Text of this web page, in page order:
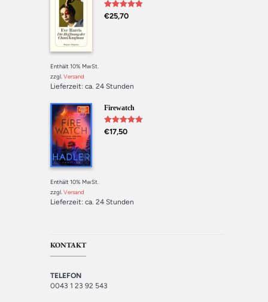
Bewertet mit
5.00 von 5
€25,70
Enthält 10% MwSt.
zzgl. Versand
Lieferzeit: ca. 24 Stunden
Firewatch
Bewertet mit
5.00von 5
€17,50
Enthält 10% MwSt.
zzgl. Versand
Lieferzeit: ca. 24 Stunden
KONTAKT
TELEFON
0043 1 23 92 543